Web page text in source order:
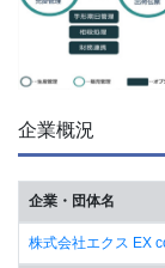
企業概況
企業・団体名
株式会社エクス EX